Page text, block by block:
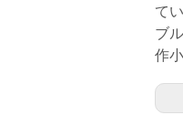
て
ブ
作